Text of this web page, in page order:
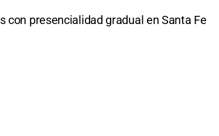
con presencialidad gradual en Santa Fe